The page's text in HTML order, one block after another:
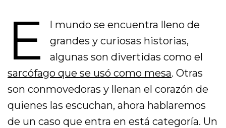
E
l mundo se encuentra lleno de
grandes y curiosas historias,
algunas son divertidas como el
sarcófago que se usó como mesa. Otras
son conmovedoras y llenan el corazón de
quienes las escuchan, ahora hablaremos
de un caso que entra en está categoría. Un